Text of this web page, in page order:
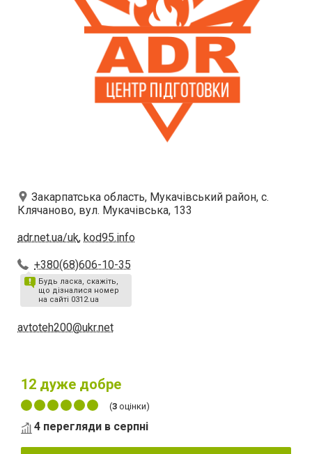
Закарпатська область, Мукачівський район, с.
Клячаново, вул. Мукачівська, 133
adr.net.ua/uk, kod95.info
+380(68)606-10-35
Будь ласка, скажіть,
що дізналися номер
на сайті 0312.ua
avtoteh200@ukr.net
12 дуже добре
(3 оцінки)
4 перегляди в серпні